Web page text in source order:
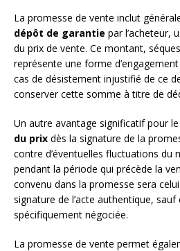
La promesse de vente inclut
dépôt de garantie par l’acheteur,
du prix de vente. Ce montant,
représente une forme
cas de désistement injustifié de ce
conserver cette somme à titre de
Un autre avantage significatif pour
du prix dès la signature de la
contre d’éventuelles fluctuations du
pendant la période qui précède la
convenu dans la promesse sera
signature de l’acte authentique,
spécifiquement négociée.
La promesse de vente permet